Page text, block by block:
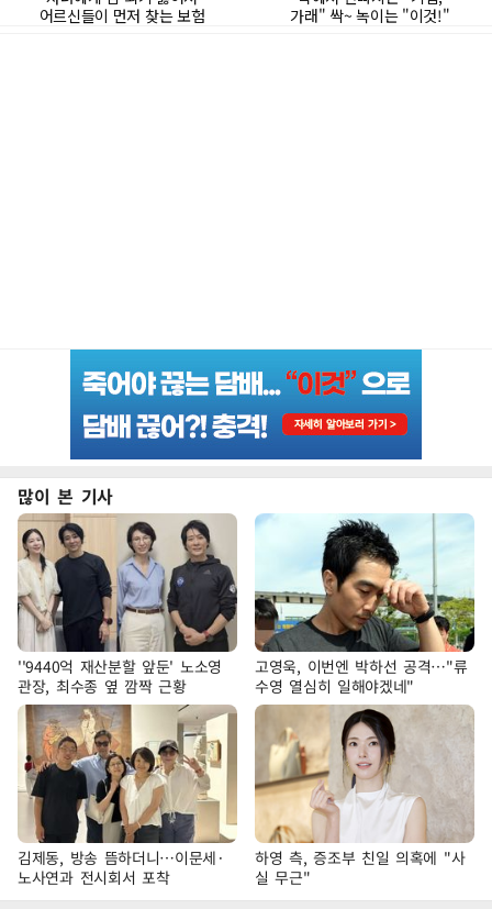
많이 본 기사
''9440억 재산분할 앞둔' 노소영
관장, 최수종 옆 깜짝 근황
고영욱, 이번엔 박하선 공격…"류
수영 열심히 일해야겠네"
김제동, 방송 뜸하더니…이문세·
노사연과 전시회서 포착
하영 측, 증조부 친일 의혹에 "사
실 무근"